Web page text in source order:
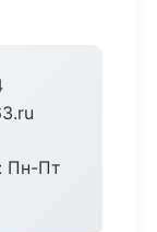
Пн-Пт